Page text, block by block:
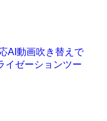
AI動画吹き替えで
イゼーションツー